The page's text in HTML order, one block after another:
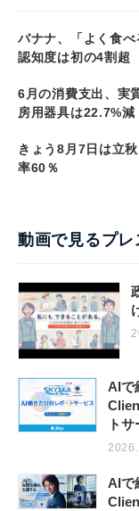
バナナ、「よく食
認知度は初の4割
6月の消費支出、実
房用器具は22.7%
きょう8月7日は立
率60％
動画で見るプレ
AIで
ト
AIで